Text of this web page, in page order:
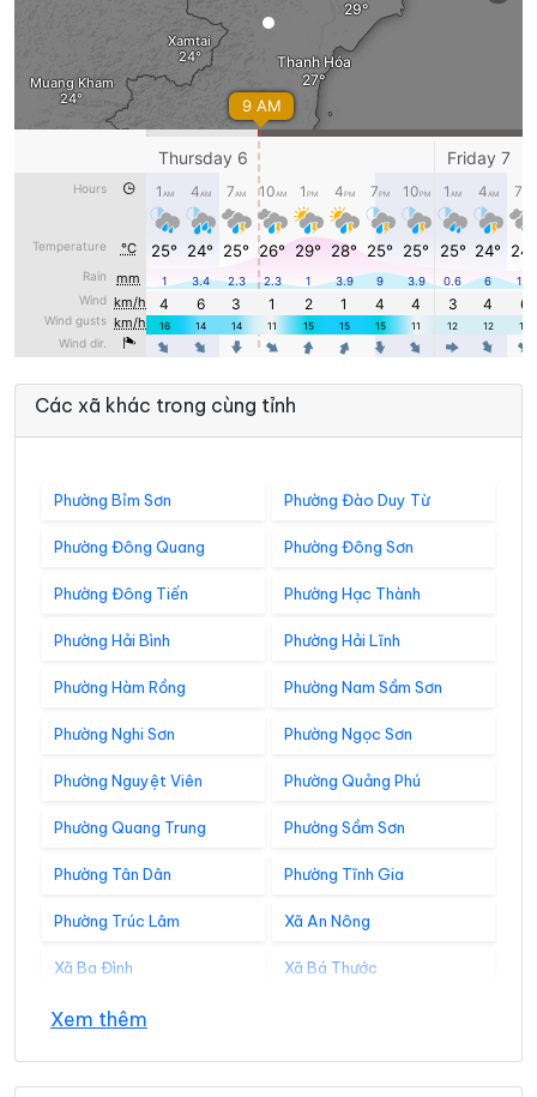
Các xã khác trong cùng tỉnh
Phường Bỉm Sơn Phường Đào Duy Từ
Phường Đông Quang Phường Đông Sơn
Phường Đông Tiến Phường Hạc Thành
Phường Hải Bình Phường Hải Lĩnh
Phường Hàm Rồng Phường Nam Sầm Sơn
Phường Nghi Sơn Phường Ngọc Sơn
Phường Nguyệt Viên Phường Quảng Phú
Phường Quang Trung Phường Sầm Sơn
Phường Tân Dân Phường Tĩnh Gia
Phường Trúc Lâm Xã An Nông
Xã Ba Đình Xã Bá Thước
Xã Bát Mọt
Xã Các Sơn Xã Cẩm Tân
Xem thêm